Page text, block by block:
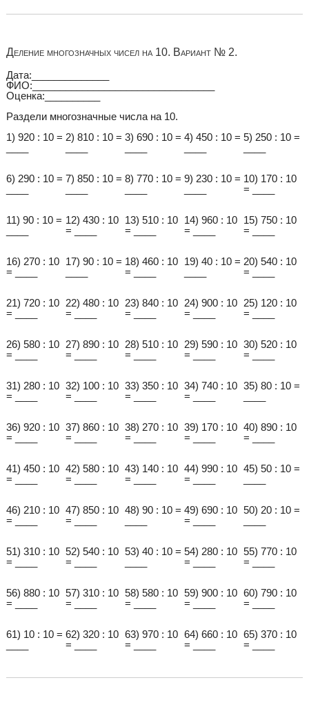
Деление многозначных чисел на 10. Вариант № 2.
Дата:______________
ФИО:_________________________________
Оценка:__________
Раздели многозначные числа на 10.
1) 920 : 10 = 2) 810 : 10 = 3) 690 : 10 = 4) 450 : 10 = 5) 250 : 10 =
6) 290 : 10 = 7) 850 : 10 = 8) 770 : 10 = 9) 230 : 10 = 10) 170 : 10
= ____
11) 90 : 10 = 12) 430 : 10
= ____
13) 510 : 10
= ____
14) 960 : 10
= ____
15) 750 : 10
= ____
16) 270 : 10
= ____
17) 90 : 10 = 18) 460 : 10
= ____
19) 40 : 10 = 20) 540 : 10
= ____
21) 720 : 10
= ____
22) 480 : 10
= ____
23) 840 : 10
= ____
24) 900 : 10
= ____
25) 120 : 10
= ____
26) 580 : 10
= ____
27) 890 : 10
= ____
28) 510 : 10
= ____
29) 590 : 10
= ____
30) 520 : 10
= ____
31) 280 : 10
= ____
32) 100 : 10
= ____
33) 350 : 10
= ____
34) 740 : 10
= ____
35) 80 : 10 =
36) 920 : 10
= ____
37) 860 : 10
= ____
38) 270 : 10
= ____
39) 170 : 10
= ____
40) 890 : 10
= ____
41) 450 : 10
= ____
42) 580 : 10
= ____
43) 140 : 10
= ____
44) 990 : 10
= ____
45) 50 : 10 =
46) 210 : 10
= ____
47) 850 : 10
= ____
48) 90 : 10 = 49) 690 : 10
= ____
50) 20 : 10 =
51) 310 : 10
= ____
52) 540 : 10
= ____
53) 40 : 10 = 54) 280 : 10
= ____
55) 770 : 10
= ____
56) 880 : 10
= ____
57) 310 : 10
= ____
58) 580 : 10
= ____
59) 900 : 10
= ____
60) 790 : 10
= ____
61) 10 : 10 = 62) 320 : 10
= ____
63) 970 : 10
= ____
64) 660 : 10
= ____
65) 370 : 10
= ____